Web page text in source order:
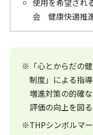
使用を希望され
会 健康快適推
※「心とからだの
制度」による指
増進対策の的確
評価の向上を図
※THPシンボルマ